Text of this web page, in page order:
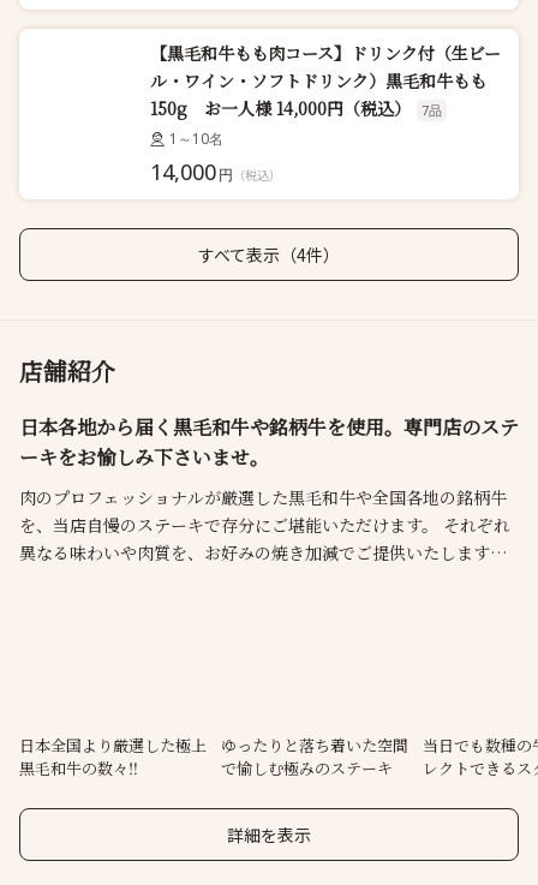
【黒毛和牛もも肉コース】ドリンク付（生ビー
ル・ワイン・ソフトドリンク）黒毛和牛もも
150g お一人様 14,000円（税込）
7品
1～10名
14,000円 （税込）
すべて表示（4件）
店舗紹介
日本各地から届く黒毛和牛や銘柄牛を使用。専門店のステ
ーキをお愉しみ下さいませ。
肉のプロフェッショナルが厳選した黒毛和牛や全国各地の銘柄牛
を、当店自慢のステーキで存分にご堪能いただけます。 それぞれ
異なる味わいや肉質を、お好みの焼き加減でご提供いたします。
日本全国より厳選した極上
黒毛和牛の数々‼
ゆったりと落ち着いた空間
で愉しむ極みのステーキ
当日でも数種の
レクトできる
詳細を表示